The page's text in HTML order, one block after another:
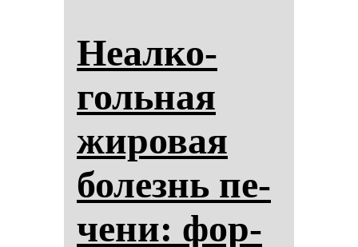
Неал­ко­
голь­ная
жи­ро­вая
бо­лезнь пе­
че­ни: фор­